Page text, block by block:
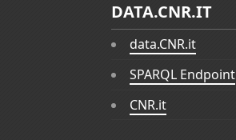
DATA.CNR.IT
data.CNR.it
SPARQL Endpoint
CNR.it